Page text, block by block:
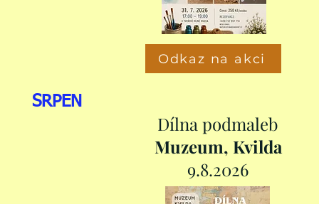
Odkaz na akci
SRPEN
Dílna podmaleb
Muzeum, Kvilda
9.8.2026